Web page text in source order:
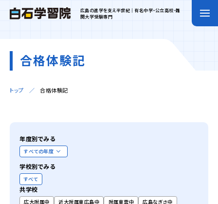
広島の進学を支え半世紀｜有名中学・公立高校・難
関大学受験専門
合格体験記
トップ 合格体験記
年度別でみる
学校別でみる
すべて
共学校
広大附属中 近大附属東広島中 附属東雲中
広島なぎさ中